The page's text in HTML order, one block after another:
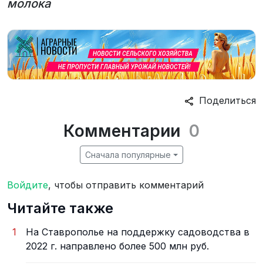
молока
Поделиться
Комментарии 0
Сначала популярные
Войдите, чтобы отправить комментарий
Читайте также
1
На Ставрополье на поддержку садоводства в
2022 г. направлено более 500 млн руб.